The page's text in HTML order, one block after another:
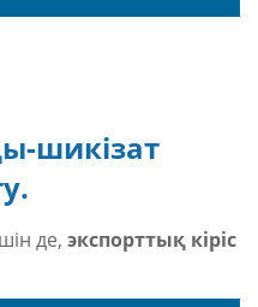
шикізат
де, экспорттық кіріс